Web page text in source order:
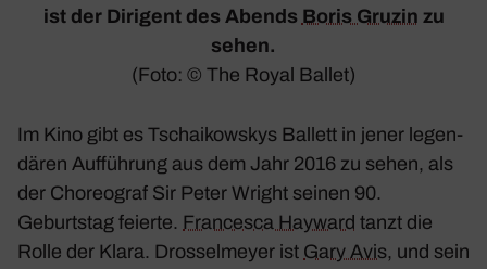
ist der Diri­gent des Abends Boris Gruzin zu
sehen.
(Foto: © The Royal Ballet)
Im Kino gibt es Tschai­kow­skys Ballett in jener legen­
dären Auffüh­rung aus dem Jahr 2016 zu sehen, als
der Choreo­graf Sir Peter Wright seinen 90.
Geburtstag feierte. Fran­cesca Hayward tanzt die
Rolle der Klara. Dros­sel­meyer ist Gary Avis, und sein